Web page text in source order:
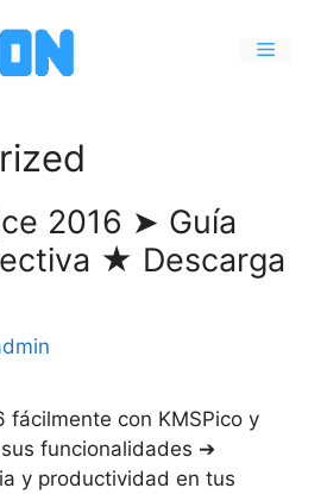
Menú
2016 ➤ Guía
★ Descarga
fácilmente con KMSPico y
funcionalidades ➔
y productividad en tus